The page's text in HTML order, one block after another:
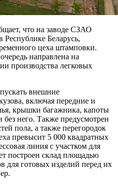
что на заводе СЗАО
Беларусь,
цеха штамповки.
направлена на
производства легковых
внешние
включая передние и
крышки багажника, капоты
него. Также предусмотрен
пола, а также перегородок
превысит 5 000 квадратных
линия с участком для
построен склад площадью
для готовых изделий перед их